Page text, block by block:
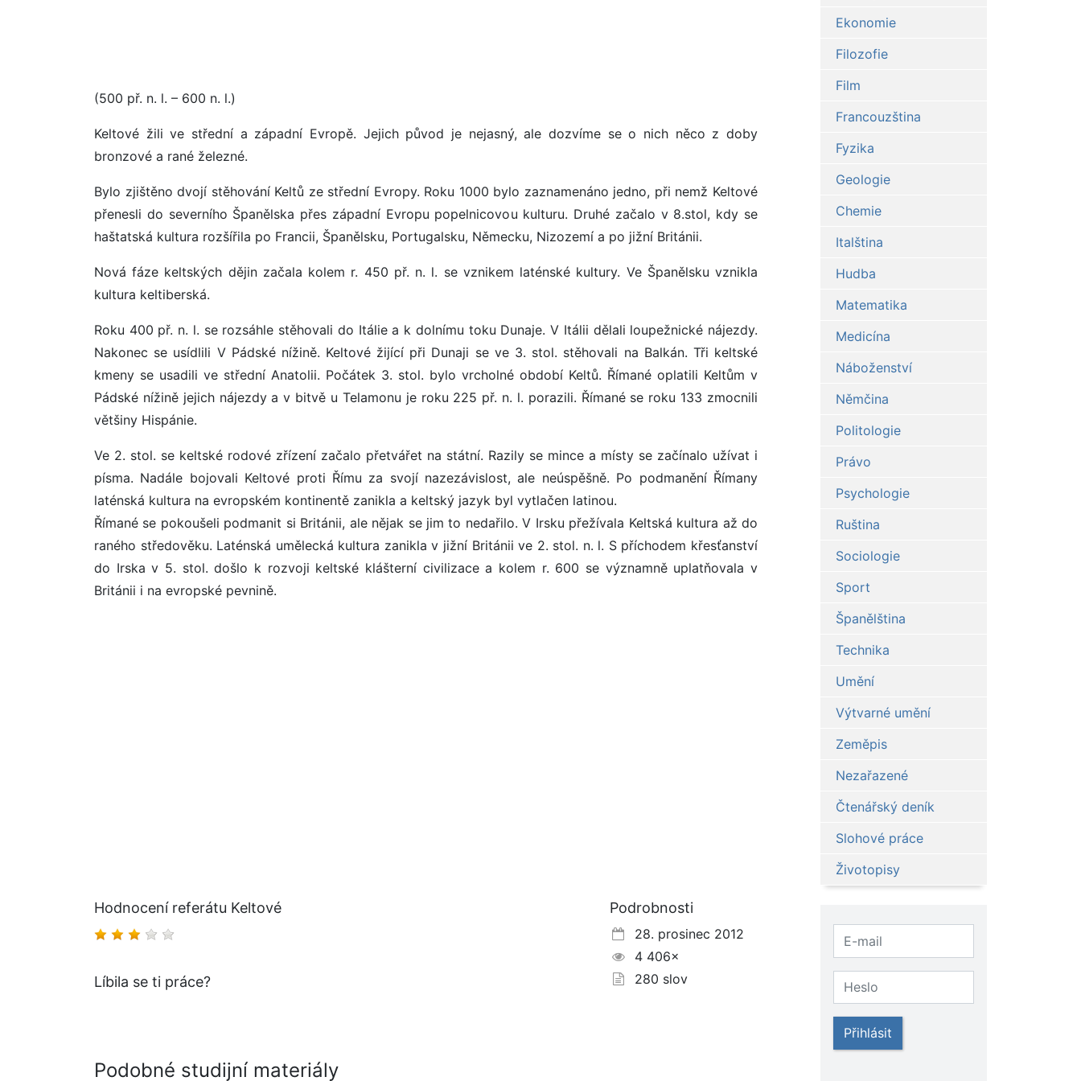
(500 př. n. l. – 600 n. l.)
Keltové žili ve střední a západní Evropě. Jejich původ je nejasný, ale dozvíme se o nich něco z doby
bronzové a rané železné.
Bylo zjištěno dvojí stěhování Keltů ze střední Evropy. Roku 1000 bylo zaznamenáno jedno, při nemž Keltové
přenesli do severního Španělska přes západní Evropu popelnicovou kulturu. Druhé začalo v 8.stol, kdy se
haštatská kultura rozšířila po Francii, Španělsku, Portugalsku, Německu, Nizozemí a po jižní Británii.
Nová fáze keltských dějin začala kolem r. 450 př. n. l. se vznikem laténské kultury. Ve Španělsku vznikla
kultura keltiberská.
Roku 400 př. n. l. se rozsáhle stěhovali do Itálie a k dolnímu toku Dunaje. V Itálii dělali loupežnické nájezdy.
Nakonec se usídlili V Pádské nížině. Keltové žijící při Dunaji se ve 3. stol. stěhovali na Balkán. Tři keltské
kmeny se usadili ve střední Anatolii. Počátek 3. stol. bylo vrcholné období Keltů. Římané oplatili Keltům v
Pádské nížině jejich nájezdy a v bitvě u Telamonu je roku 225 př. n. l. porazili. Římané se roku 133 zmocnili
většiny Hispánie.
Ve 2. stol. se keltské rodové zřízení začalo přetvářet na státní. Razily se mince a místy se začínalo užívat i
písma. Nadále bojovali Keltové proti Římu za svojí nazezávislost, ale neúspěšně. Po podmanění Římany
laténská kultura na evropském kontinentě zanikla a keltský jazyk byl vytlačen latinou.
Římané se pokoušeli podmanit si Británii, ale nějak se jim to nedařilo. V Irsku přežívala Keltská kultura až do
raného středověku. Laténská umělecká kultura zanikla v jižní Británii ve 2. stol. n. l. S příchodem křesťanství
do Irska v 5. stol. došlo k rozvoji keltské klášterní civilizace a kolem r. 600 se významně uplatňovala v
Británii i na evropské pevnině.
Hodnocení referátu Keltové
Líbila se ti práce?
Podrobnosti
28. prosinec 2012
4 406×
280 slov
Podobné studijní materiály
Ekonomie
Filozofie
Film
Francouzština
Fyzika
Geologie
Chemie
Italština
Hudba
Matematika
Medicína
Náboženství
Němčina
Politologie
Právo
Psychologie
Ruština
Sociologie
Sport
Španělština
Technika
Umění
Výtvarné umění
Zeměpis
Nezařazené
Čtenářský deník
Slohové práce
Životopisy
Přihlásit